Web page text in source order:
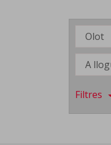
Filtres